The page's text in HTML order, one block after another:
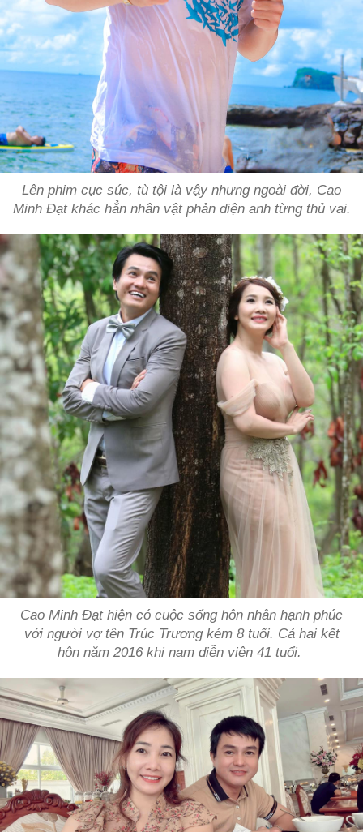
Lên phim cục súc, tù tội là vậy nhưng ngoài đời, Cao
Minh Đạt khác hẳn nhân vật phản diện anh từng thủ vai.
Cao Minh Đạt hiện có cuộc sống hôn nhân hạnh phúc
với người vợ tên Trúc Trương kém 8 tuổi. Cả hai kết
hôn năm 2016 khi nam diễn viên 41 tuổi.